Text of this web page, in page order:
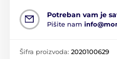
Potreban vam je
Pišite nam
Šifra proizvoda: 2020100629